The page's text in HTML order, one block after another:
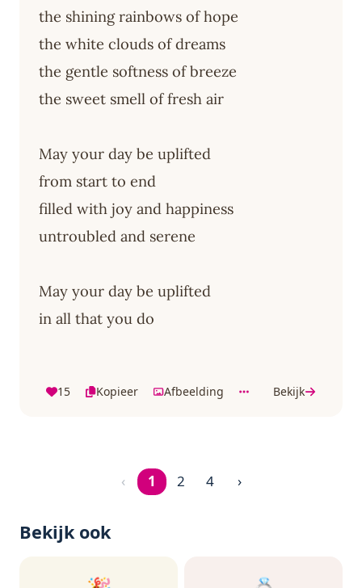
the shining rainbows of hope
the white clouds of dreams
the gentle softness of breeze
the sweet smell of fresh air
May your day be uplifted
from start to end
filled with joy and happiness
untroubled and serene
May your day be uplifted
in all that you do
15 Kopieer Afbeelding Bekijk
Pagina 1 van 4
‹ 1 2 4 ›
Bekijk ook